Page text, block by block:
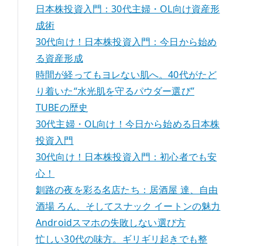
日本株投資入門：30代主婦・OL向け資産形
成術
30代向け！日本株投資入門：今日から始め
る資産形成
時間が経ってもヨレない肌へ。40代がたど
り着いた“水光肌を守るパウダー選び”
TUBEの歴史
30代主婦・OL向け！今日から始める日本株
投資入門
30代向け！日本株投資入門：初心者でも安
心！
釧路の夜を彩る名店たち：居酒屋 達、自由
酒場 ろん、そしてスナック イートンの魅力
Androidスマホの失敗しない選び方
忙しい30代の味方。ギリギリ起きでも整